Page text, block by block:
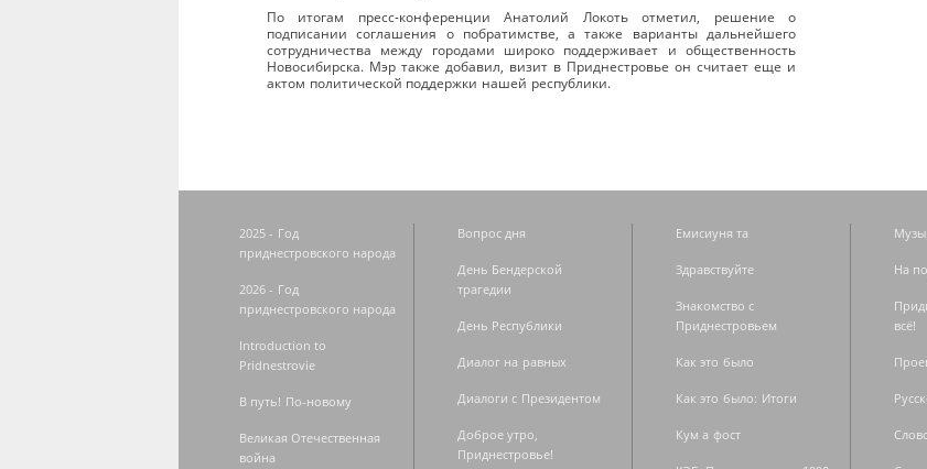
По итогам пресс-конференции Анатолий Локоть отметил, решение о
подписании соглашения о побратимстве, а также варианты дальнейшего
сотрудничества между городами широко поддерживает и общественность
Новосибирска. Мэр также добавил, визит в Приднестровье он считает еще и
актом политической поддержки нашей республики.
2025 - Год
приднестровского народа
2026 - Год
приднестровского народа
Introduction to
Pridnestrovie
В путь! По-новому
Великая Отечественная
война
Вопрос дня
День Бендерской
трагедии
День Республики
Диалог на равных
Диалоги с Президентом
Доброе утро,
Приднестровье!
Емисиуня та
Здравствуйте
Знакомство с
Приднестровьем
Как это было
Как это было: Итоги
Кум а фост
На
всё!